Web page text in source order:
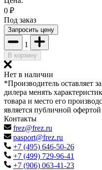
0 ₽
Под заказ
Запросить цену
1
В корзину
Нет в наличии
*Производитель оставляет
дилера менять
товара и место его
является публичной офертой
Контакты
frez@frez.ru
pasport@frez.ru
+7 (495) 646-50-26
+7 (499) 729-96-41
+7 (906) 063-41-23